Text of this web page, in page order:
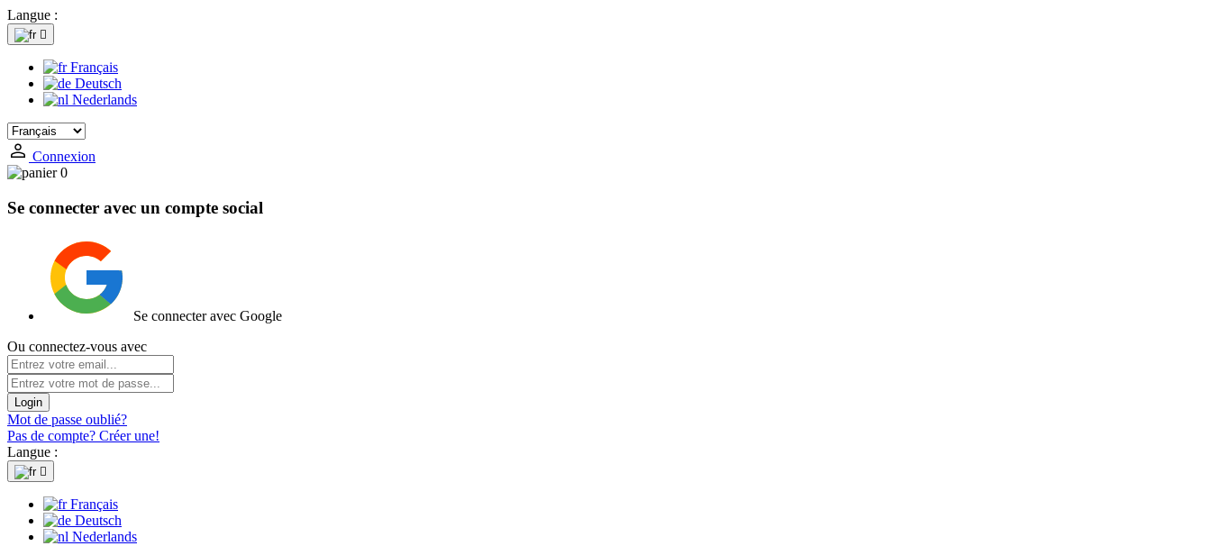
Langue :

Français
Deutsch
Nederlands
Connexion
0
Se connecter avec un compte social
Se connecter avec Google
Ou connectez-vous avec
Login
Mot de passe oublié?
Pas de compte? Créer une!
Langue :

Français
Deutsch
Nederlands